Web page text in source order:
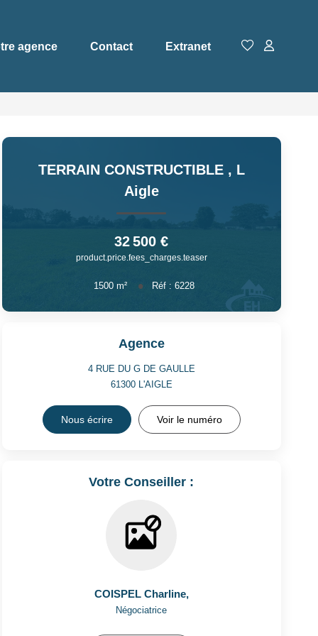
agence Contact Extranet
TERRAIN CONSTRUCTIBLE , L
Aigle
32 500 €
product.price.fees_charges.teaser
1500m² Réf :6228
Agence
4 RUE DU G DE GAULLE
61300 L'AIGLE
Nous écrire Voir le numéro
Votre Conseiller :
COISPEL Charline,
Négociatrice